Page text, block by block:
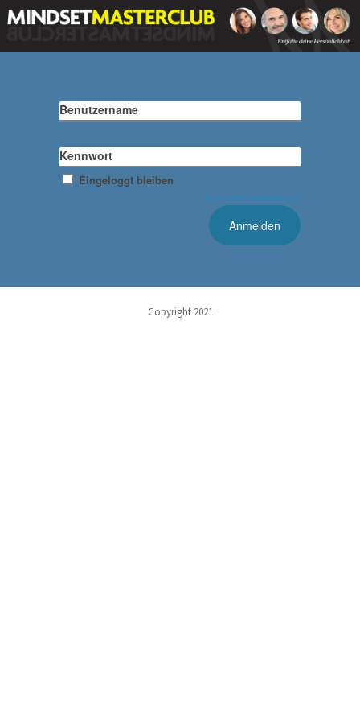
Benutzername
Kennwort
Eingeloggt bleiben
Kennwort vergessen?
Copyright 2021